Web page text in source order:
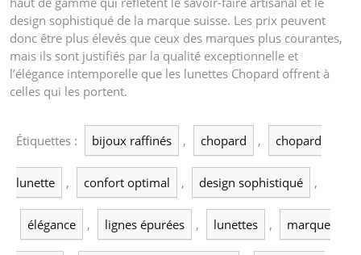
design sophistiqué de la marque suisse. Les prix peuvent
donc être plus élevés que ceux des marques plus courantes,
mais ils sont justifiés par la qualité exceptionnelle et
l’élégance intemporelle que les lunettes Chopard offrent à
celles qui les portent.
Étiquettes : bijoux raffinés , chopard , chopard
lunette , confort optimal , design sophistiqué ,
élégance , lignes épurées , lunettes , marque